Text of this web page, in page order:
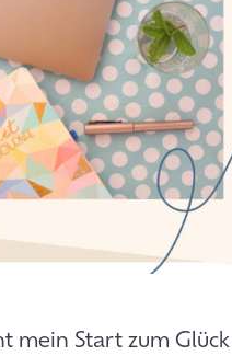
mein Start zum Glück